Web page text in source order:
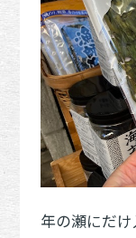
年の瀬にだ